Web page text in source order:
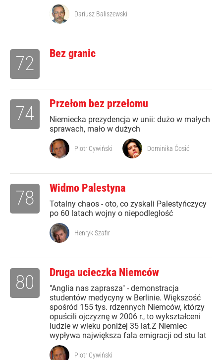
Dariusz Baliszewski
Bez granic
72
Przełom bez przełomu
Niemiecka prezydencja w unii: dużo w małych
sprawach, mało w dużych
74
Piotr Cywiński Dominika Ćosić
Widmo Palestyna
Totalny chaos - oto, co zyskali Palestyńczycy
po 60 latach wojny o niepodległość
78
Henryk Szafir
Druga ucieczka Niemców
"Anglia nas zaprasza" - demonstracja
studentów medycyny w Berlinie. Większość
spośród 155 tys. rdzennych Niemców, którzy
opuścili ojczyznę w 2006 r., to wykształceni
ludzie w wieku poniżej 35 lat.Z Niemiec
wypływa największa fala emigracji od stu lat
80
Piotr Cywiński